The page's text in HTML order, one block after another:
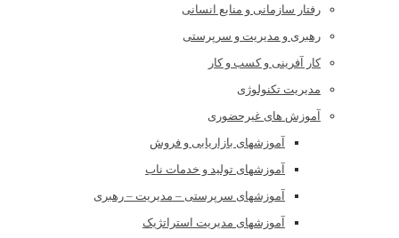
رفتار سازمانی و منابع انسانی
رهبری و مدیریت و سرپرستی
کار آفرینی و کسب و کار
مدیریت تکنولوژی
آموزش های غیرحضوری
آموزشهای بازاریابی و فروش
آموزشهای تولید و خدمات ناب
آموزشهای سرپرستی – مدیریت – رهبری
آموزشهای مدیریت استراتژیک